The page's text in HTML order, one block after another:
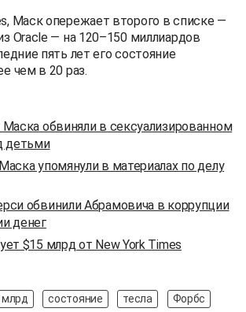
Маск опережает второго в списке —
Oracle — на 120–150 миллиардов
пять лет его состояние
чем в 20 раз.
обвиняли в сексуализированном
детьми
упомянули в материалах по делу
обвинили Абрамовича в коррупции
денег
$15 млрд от New York Times
млрд состояние тесла Форбс